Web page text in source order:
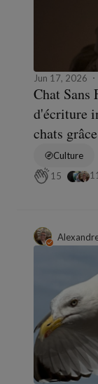
Jun 17, 2026
Chat Sans
d'écriture
chats
Culture
15